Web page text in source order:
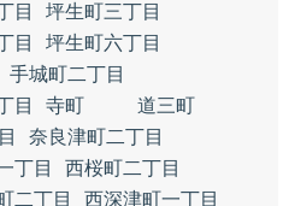
目
坪生町三丁目
目
坪生町六丁目
手城町二丁目
目 寺町
道三町
奈良津町二丁目
丁目
西桜町二丁目
二丁目
西深津町一丁目